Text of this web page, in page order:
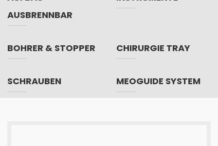
AUSBRENNBAR
BOHRER & STOPPER CHIRURGIE TRAY
SCHRAUBEN MEOGUIDE SYSTEM